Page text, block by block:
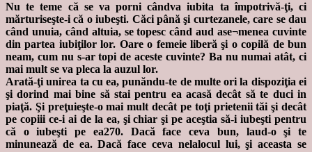
Nu te teme că se va porni cândva iubita ta împotrivă-ţi, ci
mărturiseşte-i că o iubeşti. Căci până şi curtezanele, care se dau
când unuia, când altuia, se topesc când aud ase¬menea cuvinte
din partea iubiţilor lor. Oare o femeie liberă şi o copilă de bun
neam, cum nu s-ar topi de aceste cuvinte? Ba nu numai atât, ci
mai mult se va pleca la auzul lor.
Arată-ţi unirea ta cu ea, punăndu-te de multe ori la dispoziţia ei
şi dorind mai bine să stai pentru ea acasă decât să te duci in
piaţă. Şi preţuieşte-o mai mult decât pe toţi prietenii tăi şi decât
pe copiii ce-i ai de la ea, şi chiar şi pe aceştia să-i iubeşti pentru
că o iubeşti pe ea270. Dacă face ceva bun, laud-o şi te
minunează de ea. Dacă face ceva nelalocul lui, şi aceasta se